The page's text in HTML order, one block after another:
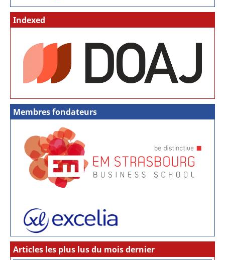
Indexed
Membres fondateurs
Articles les plus lus du mois dernier